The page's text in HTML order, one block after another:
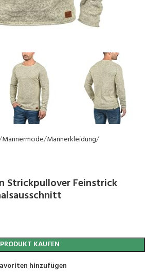
Männermode Männerkleidung
Strickpullover Feinstrick
PRODUKT KAUFEN
hinzufügen